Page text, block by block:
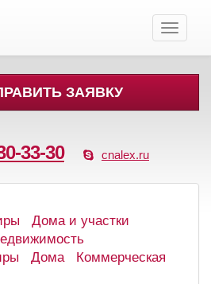
ЗАЯВКУ
33-30 cnalex.ru
Toggle
Дома и участки
Дома
Коммерческая